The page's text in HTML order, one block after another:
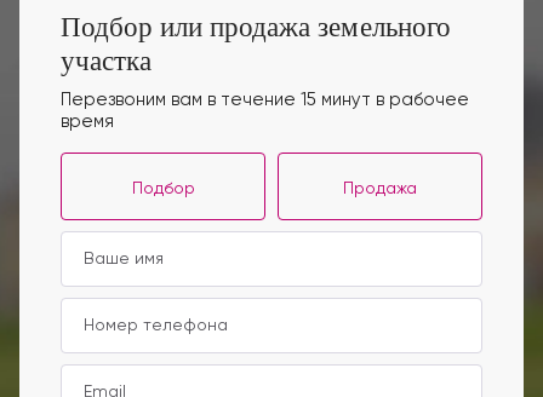
Подбор или продажа земельного
участка
Перезвоним вам в течение 15 минут в рабочее
время
Подбор Продажа